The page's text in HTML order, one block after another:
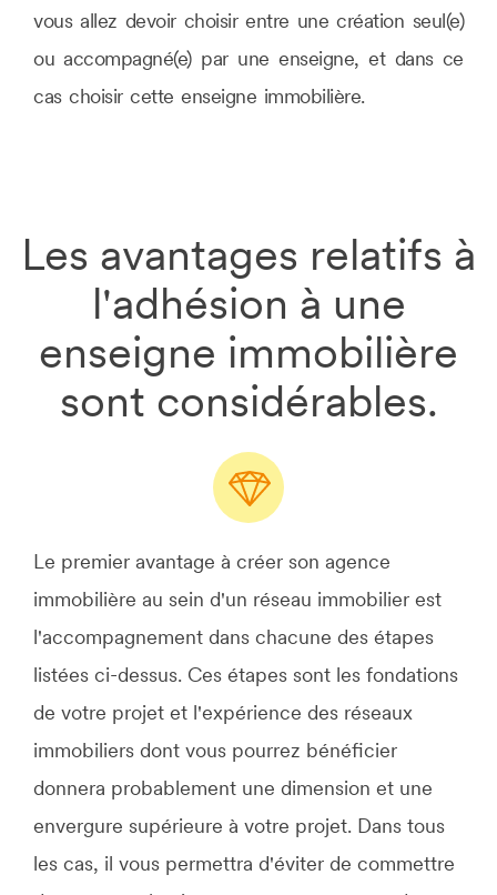
vous allez devoir choisir entre une création seul(e)
ou accompagné(e) par une enseigne, et dans ce
cas choisir cette enseigne immobilière.
Les avantages relatifs à
l'adhésion à une
enseigne immobilière
sont considérables.
Le premier avantage à créer son agence
immobilière au sein d'un réseau immobilier est
l'accompagnement dans chacune des étapes
listées ci-dessus. Ces étapes sont les fondations
de votre projet et l'expérience des réseaux
immobiliers dont vous pourrez bénéficier
donnera probablement une dimension et une
envergure supérieure à votre projet. Dans tous
les cas, il vous permettra d'éviter de commettre